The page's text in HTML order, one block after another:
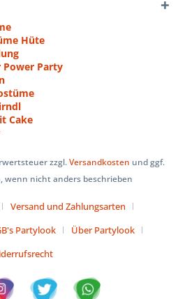
Hüte
Power Party
Cake
zzgl.Versandkosten und ggf.
wenn nicht anders beschrieben
Versand und Zahlungsarten
Partylook
Über Partylook